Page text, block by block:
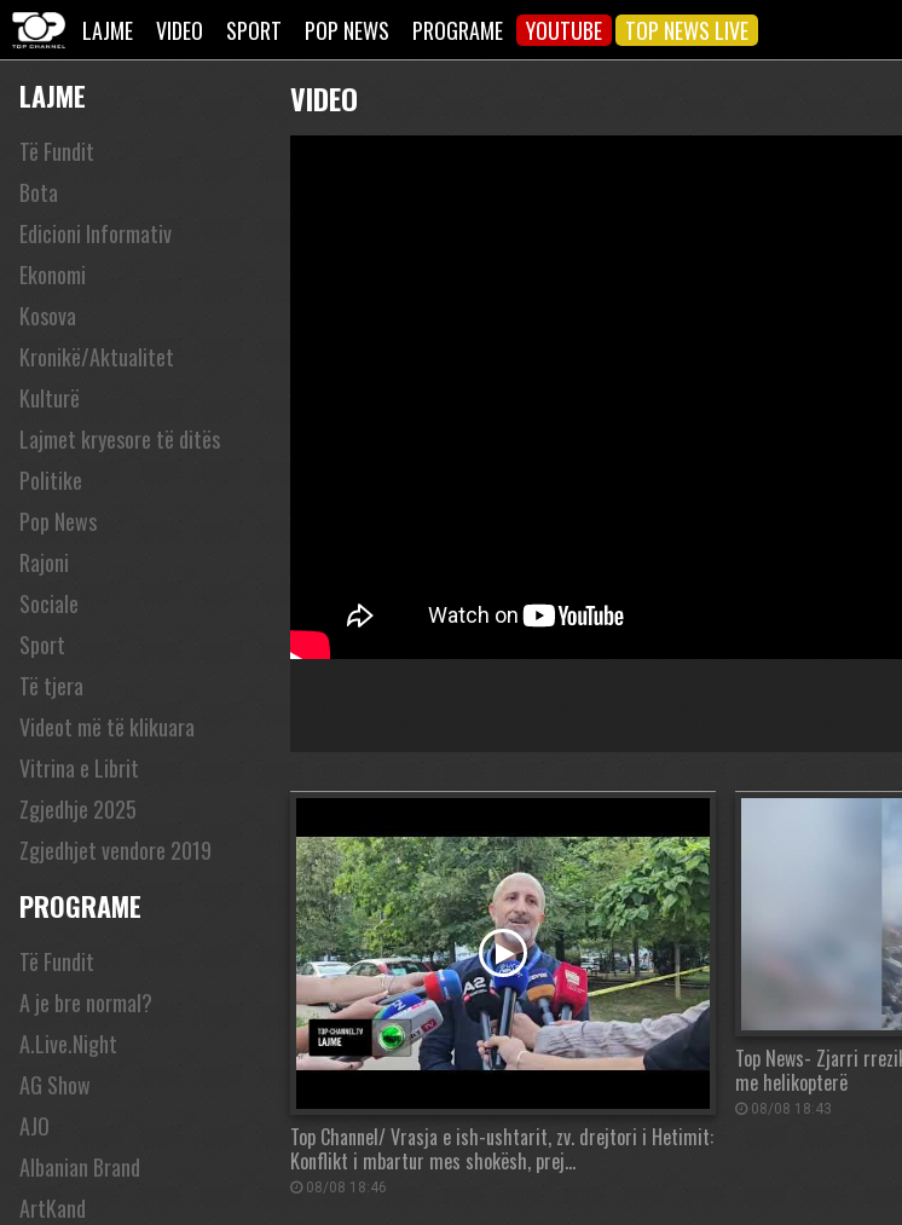
LAJME VIDEO SPORT POP NEWS PROGRAME YOUTUBE TOP NEWS LIVE
LAJME
Të Fundit
Bota
Edicioni Informativ
Ekonomi
Kosova
Kronikë/Aktualitet
Kulturë
Lajmet kryesore të ditës
Politike
Pop News
Rajoni
Sociale
Sport
Të tjera
Videot më të klikuara
Vitrina e Librit
Zgjedhje 2025
Zgjedhjet vendore 2019
PROGRAME
Të Fundit
A je bre normal?
A.Live.Night
AG Show
AJO
Albanian Brand
ArtKand
VIDEO
Top Channel/ Vrasja e ish-ushtarit, zv. drejtori i Hetimit:
Konflikt i mbartur mes shokësh, prej…
08/08 18:46
Top News- Zjarri
me helikopterë
08/08 18:43